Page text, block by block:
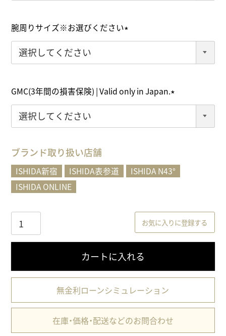
腕周りサイズ※お選びください
(
GMC(3年間の損害保険) | Valid only in Japan.
(
ブランド取り扱い店舗
ISHIDA新宿 ISHIDA表参道
ISHIDA N43°
ISHIDA ONLINE
お気に入りに登録する
カートに入れる
無金利ローンシミュレーション
在庫・価格・配送などのお問合わせ